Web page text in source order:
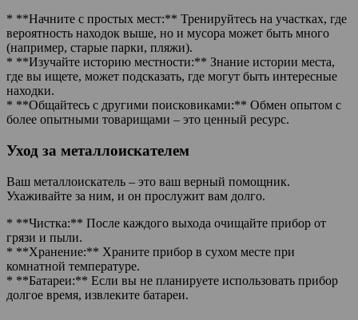
* **Начните с простых мест:** Тренируйтесь на участках, где
вероятность находок выше, но и мусора может быть много
(например, старые парки, пляжи).
* **Изучайте историю местности:** Знание истории места,
где вы ищете, может подсказать, где могут быть интересные
находки.
* **Общайтесь с другими поисковиками:** Обмен опытом с
более опытными товарищами – это ценный ресурс.
Уход за металлоискателем
Ваш металлоискатель – это ваш верный помощник.
Ухаживайте за ним, и он прослужит вам долго.
* **Чистка:** После каждого выхода очищайте прибор от
грязи и пыли.
* **Хранение:** Храните прибор в сухом месте при
комнатной температуре.
* **Батареи:** Если вы не планируете использовать прибор
долгое время, извлеките батареи.